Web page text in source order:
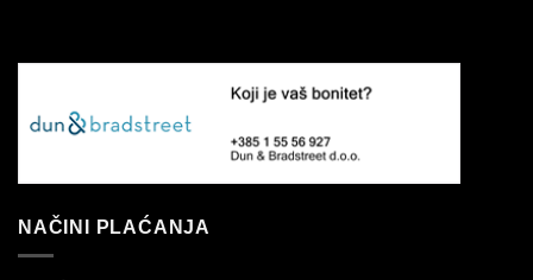
NAČINI PLAĆANJA